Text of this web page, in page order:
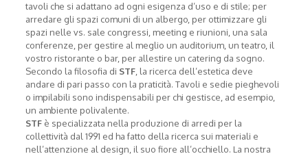
tavoli che si adattano ad ogni esigenza d’uso e di stile; per
arredare gli spazi comuni di un albergo, per ottimizzare gli
spazi nelle vs. sale congressi, meeting e riunioni, una sala
conferenze, per gestire al meglio un auditorium, un teatro, il
vostro ristorante o bar, per allestire un catering da sogno.
Secondo la filosofia di STF, la ricerca dell’estetica deve
andare di pari passo con la praticità. Tavoli e sedie pieghevoli
o impilabili sono indispensabili per chi gestisce, ad esempio,
un ambiente polivalente.
STFè specializzata nella produzione di arredi per la
collettività dal 1991 ed ha fatto della ricerca sui materiali e
nell’attenzione al design, il suo fiore all’occhiello. La nostra